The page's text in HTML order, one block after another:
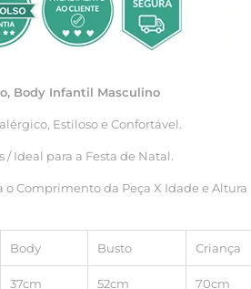
Body Infantil Masculino
Estiloso e Confortável.
/ Ideal para a Festa de Natal.
o Comprimento da Peça X Idade e Altura
Body Busto Criança
37cm 52cm 70cm